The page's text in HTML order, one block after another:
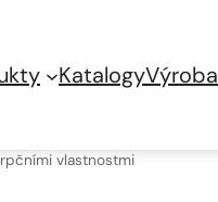
KatalogyVýroba
vlastnostmi